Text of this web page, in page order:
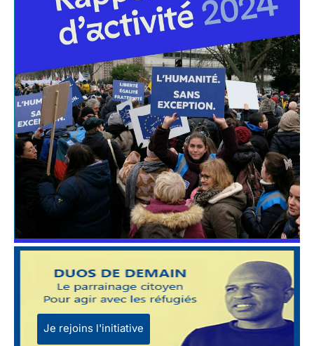
Je rejoins l'initiative